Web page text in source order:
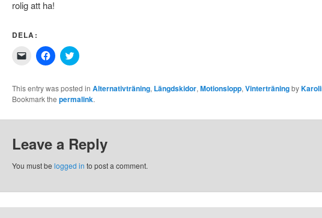
rolig att ha!
DELA:
Click
link
to
a
window)
Click
to
Facebook
(Opens
in
Click
to
Twitter
(Opens
in
This entry was posted in Alternativträning, Längdskidor, Motionslopp, Vinterträningby
Bookmark the permalink.
Leave a Reply
You must be logged in to post a comment.